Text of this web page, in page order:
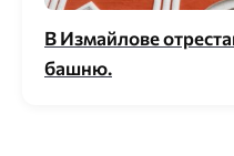
В Измайлове
башню.